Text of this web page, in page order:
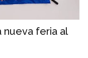
nueva feria al